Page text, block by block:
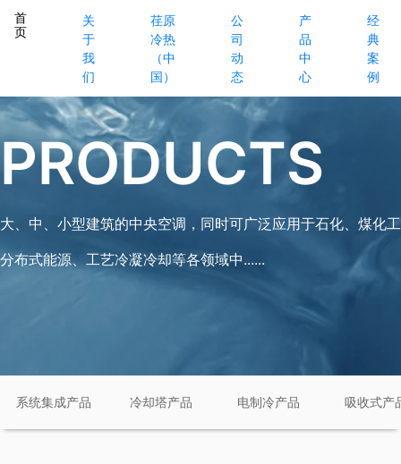
首
页
关
于
我
们
荏原
冷热
（中
国）
公
司
动
态
产
品
中
心
经
典
案
例
PRODUCTS
大、中、小型建筑的中央空调，同时可广泛应用于石化、煤化
分布式能源、工艺冷凝冷却等各领域中......
系统集成产品 冷却塔产品 电制冷产品 吸收式产